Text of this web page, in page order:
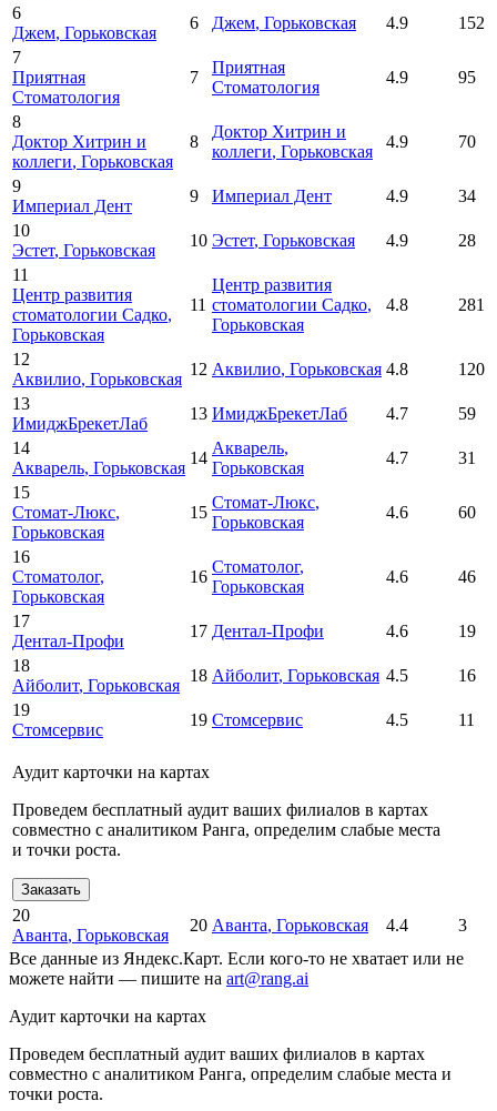
6
Джем, Горьковская
6 Джем, Горьковская 4.9
152
7
Приятная
Стоматология
7
Приятная
Стоматология
4.9 95
8
Доктор Хитрин и
коллеги, Горьковская
8
Доктор Хитрин и
коллеги, Горьковская
4.9 70
9
Империал Дент
9 Империал Дент 4.9
34
10
Эстет, Горьковская
10 Эстет, Горьковская 4.9
28
11
Центр развития
стоматологии Садко,
Горьковская
11
Центр развития
стоматологии Садко,
Горьковская
4.8 281
12
Аквилио, Горьковская
12 Аквилио, Горьковская 4.8
120
13
ИмиджБрекетЛаб
13 ИмиджБрекетЛаб 4.7
59
14
Акварель, Горьковская
14
Акварель,
Горьковская
4.7
31
15
Стомат-Люкс,
Горьковская
15
Стомат-Люкс,
Горьковская
4.6 60
16
Стоматолог,
Горьковская
16
Стоматолог,
Горьковская
4.6 46
17
Дентал-Профи
17 Дентал-Профи 4.6
19
18
Айболит, Горьковская
18 Айболит, Горьковская 4.5
16
19
Стомсервис
19 Стомсервис 4.5 11
Аудит карточки на картах
Проведем бесплатный аудит ваших филиалов в картах
совместно с аналитиком Ранга, определим слабые места
и точки роста.
Заказать
20
Аванта, Горьковская
20 Аванта, Горьковская 4.4
3
Все данные из Яндекс.Карт. Если кого-то не хватает или не
можете найти — пишите на art@rang.ai
Аудит карточки на картах
Проведем бесплатный аудит ваших филиалов в картах
совместно с аналитиком Ранга, определим слабые места и
точки роста.